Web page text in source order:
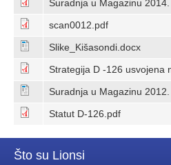
Suradnja u Magazinu
scan0012.pdf
Slike_Kišasondi.docx
Strategija D -126 usvojena
Suradnja u Magazinu
Statut D-126.pdf
Što su Lionsi